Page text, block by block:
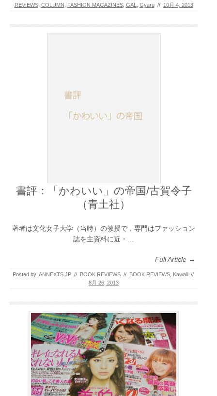
REVIEWS, COLUMN FASHION MAGAZINES, GAL Gyaru // 10月 4, 2013
書評：「かわいい」の帝国/古賀令子
（青土社）
著者は文化女子大学（当時）の教授で，専門はファッション
誌を主資料に近・…
Full Article →
Posted by: ANNEXTS.JP // BOOK REVIEWS // BOOK REVIEWS, Kawaii //
8月 26, 2013